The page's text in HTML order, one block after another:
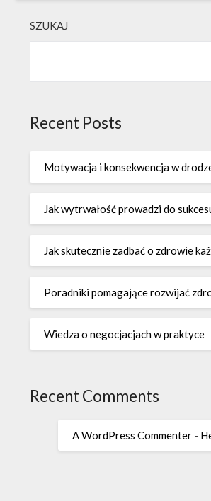
SZUKAJ
Recent Posts
Motywacja i konsekwencja w
Jak wytrwałość prowadzi do
Jak skutecznie zadbać o zdrowie
Poradniki pomagające rozwijać
Wiedza o negocjacjach w praktyce
Recent Comments
A WordPress Commenter -